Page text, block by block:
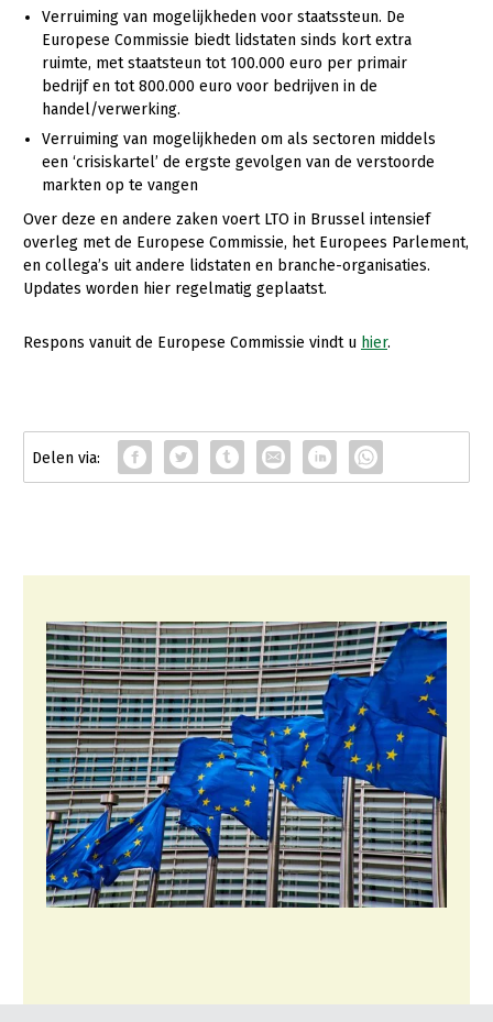
Kalverhouderij
Konijnenhouderij
Melkveehouderij
Paardenhouderij
Pluimveehouderij
Schapenhouderij
Varkenshouderij
Plant
Bollenteelt
Paddenstoelen
Vollegrondsgroente
Multifunctionele landbouw
Multifunctioneel
Vrouw en Bedrijf
Onderwerpen
Nieuws
Nieuwsabonnement
Webinars
Verruiming van mogelijkheden voor staatssteun. De
Europese Commissie biedt lidstaten sinds kort extra
ruimte, met staatsteun tot 100.000 euro per primair
bedrijf en tot 800.000 euro voor bedrijven in de
handel/verwerking.
Verruiming van mogelijkheden om als sectoren middels
een ‘crisiskartel’ de ergste gevolgen van de verstoorde
markten op te vangen
Over deze en andere zaken voert LTO in Brussel intensief
overleg met de Europese Commissie, het Europees Parlement,
en collega’s uit andere lidstaten en branche-organisaties.
Updates worden hier regelmatig geplaatst.
Respons vanuit de Europese Commissie vindt u hier.